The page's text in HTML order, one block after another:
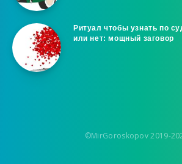
Ритуал чтобы узнать по
или нет: мощный заговор
©MirGoroskopov 2019-